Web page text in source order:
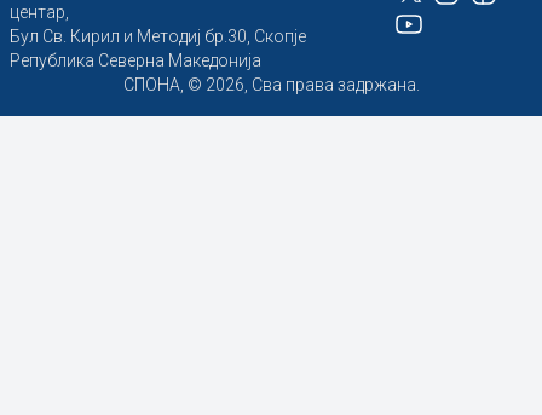
центар,
Бул Св. Кирил и Методиј бр.30, Скопје
Република Северна Македонија
СПОНА, © 2026, Сва права задржана.